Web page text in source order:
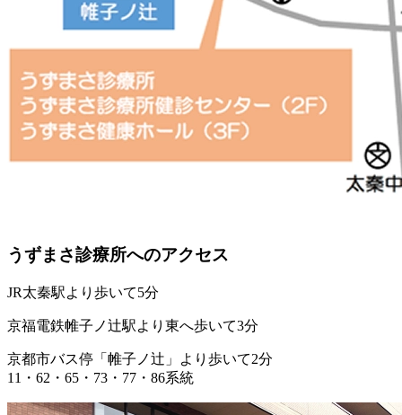
うずまさ診療所へのアクセス
JR太秦駅より歩いて5分
京福電鉄帷子ノ辻駅より東へ歩いて3分
京都市バス停「帷子ノ辻」より歩いて2分
11・62・65・73・77・86系統